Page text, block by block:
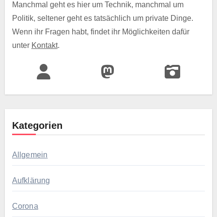
Manchmal geht es hier um Technik, manchmal um
Politik, seltener geht es tatsächlich um private Dinge.
Wenn ihr Fragen habt, findet ihr Möglichkeiten dafür
unter Kontakt.
Kategorien
Allgemein
Aufklärung
Corona